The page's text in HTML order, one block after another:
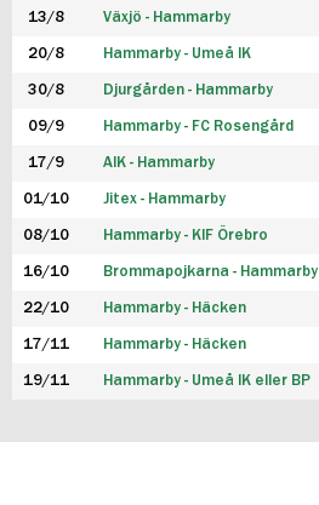
13/8 Växjö - Hammarby
20/8 Hammarby - Umeå IK
30/8 Djurgården - Hammarby
09/9 Hammarby - FC Rosengård
17/9 AIK - Hammarby
01/10 Jitex - Hammarby
08/10 Hammarby - KIF Örebro
16/10 Brommapojkarna - Hammarby
22/10 Hammarby - Häcken
17/11 Hammarby - Häcken
19/11 Hammarby - Umeå IK eller BP